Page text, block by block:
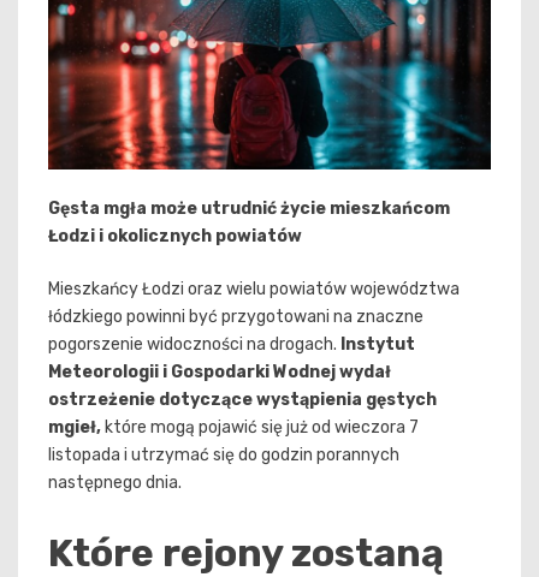
Gęsta mgła może utrudnić życie mieszkańcom
Łodzi i okolicznych powiatów
Mieszkańcy Łodzi oraz wielu powiatów województwa
łódzkiego powinni być przygotowani na znaczne
pogorszenie widoczności na drogach. Instytut
Meteorologii i Gospodarki Wodnej wydał
ostrzeżenie dotyczące wystąpienia gęstych
mgieł, które mogą pojawić się już od wieczora 7
listopada i utrzymać się do godzin porannych
następnego dnia.
Które rejony zostaną